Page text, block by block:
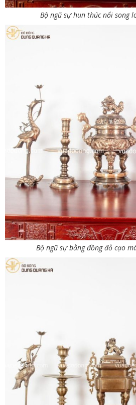
Bộ ngũ sự hun thúc nổi song
Bộ ngũ sự bằng đồng đỏ cạo